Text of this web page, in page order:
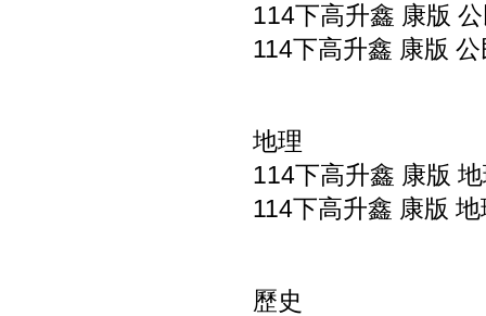
114下高升鑫 康版
114下高升鑫 康版
地理
114下高升鑫 康版
114下高升鑫 康版
歷史